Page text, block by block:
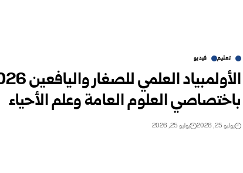
تعليم فيديو
باختصاصي العلوم العامة وعلم الأحياء
يوليو 25, 2026 يوليو 25, 2026